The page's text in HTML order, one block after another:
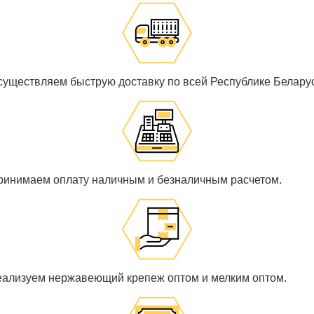
быструю доставку по всей Республике
оплату наличным и безналичным расчетом.
нержавеющий крепеж оптом и мелким оптом.